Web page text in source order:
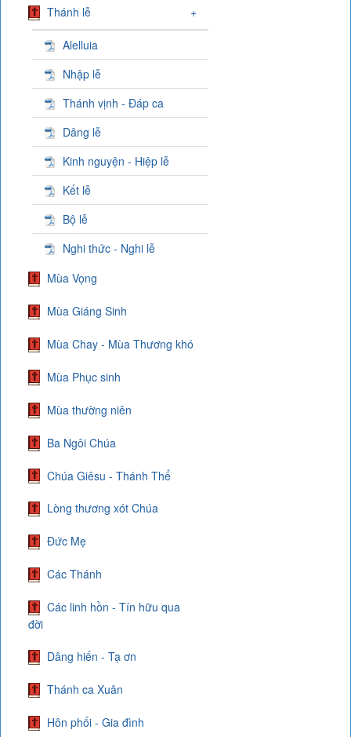
Thánh lễ +
Alelluia
Nhập lễ
Thánh vịnh - Đáp ca
Dâng lễ
Kinh nguyện - Hiệp lễ
Kết lễ
Bộ lễ
Nghi thức - Nghi lễ
Mùa Vọng
Mùa Giáng Sinh
Mùa Chay - Mùa Thương khó
Mùa Phục sinh
Mùa thường niên
Ba Ngôi Chúa
Chúa Giêsu - Thánh Thể
Lòng thương xót Chúa
Đức Mẹ
Các Thánh
Các linh hồn - Tín hữu qua
đời
Dâng hiến - Tạ ơn
Thánh ca Xuân
Hôn phối - Gia đình